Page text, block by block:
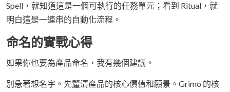
Spell，就知道這是一個可執行的任務單元；看到 Ritual，就
明白這是一連串的自動化流程。
命名的實戰心得
如果你也要為產品命名，我有幾個建議。
別急著想名字。先釐清產品的核心價值和願景。Grimo 的核